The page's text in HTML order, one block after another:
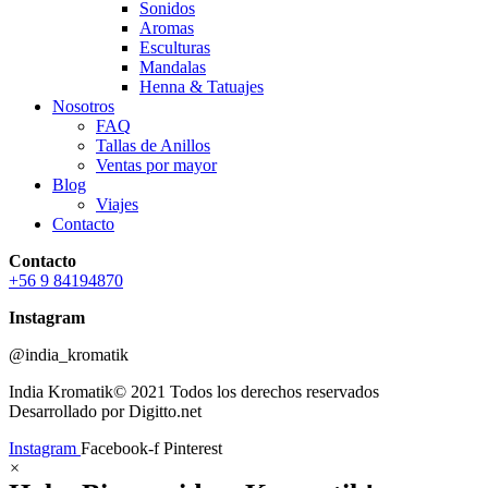
Sonidos
Aromas
Esculturas
Mandalas
Henna & Tatuajes
Nosotros
FAQ
Tallas de Anillos
Ventas por mayor
Blog
Viajes
Contacto
Contacto
+56 9 84194870
Instagram
@india_kromatik
India Kromatik© 2021 Todos los derechos reservados
Desarrollado por Digitto.net
Instagram Facebook-f Pinterest
×